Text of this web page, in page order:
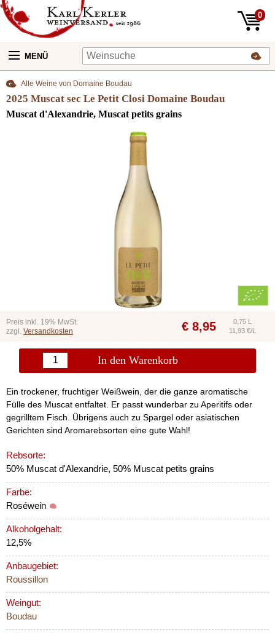
0
MENÜ
Alle Weine von Domaine Boudau
2025 Muscat sec Le Petit Closi Domaine Boudau
Muscat d'Alexandrie, Muscat petits grains
Preis inkl. 19% MwSt.
zzgl. Versandkosten € 8,95
0,75 L
11,93 €/L
In den Warenkorb
Ein trockener, fruchtiger Weißwein, der die ganze aromatische
Fülle des Muscat entfaltet. Er passt wunderbar zu Aperitifs oder
gegrilltem Fisch. Übrigens auch zu Spargel oder asiatischen
Gerichten sind Aromarebsorten eine gute Wahl!
Rebsorte:
50% Muscat d'Alexandrie, 50% Muscat petits grains
Farbe:
Roséwein
Alkoholgehalt:
12,5%
Anbaugebiet:
Roussillon
Weingut:
Boudau